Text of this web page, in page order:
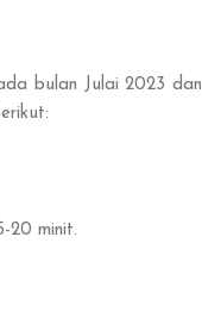
bulan Julai 2023 dan
20 minit.